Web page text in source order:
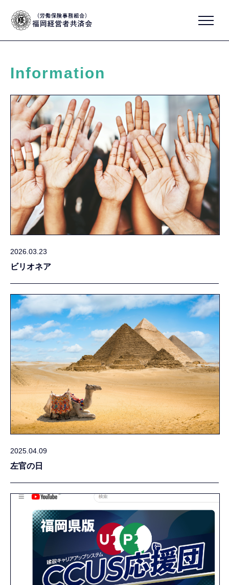
Information
2026.03.23
ビリオネア
2025.04.09
左官の日